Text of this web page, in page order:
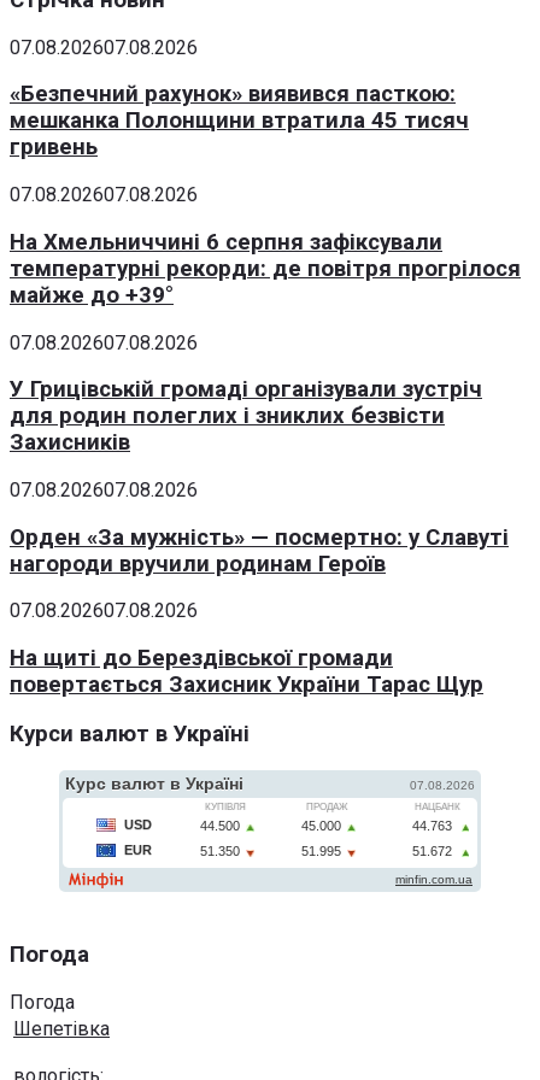
07.08.202607.08.2026
«Безпечний рахунок» виявився пасткою:
мешканка Полонщини втратила 45 тисяч
гривень
07.08.202607.08.2026
На Хмельниччині 6 серпня зафіксували
температурні рекорди: де повітря прогрілося
майже до +39°
07.08.202607.08.2026
У Грицівській громаді організували зустріч
для родин полеглих і зниклих безвісти
Захисників
07.08.202607.08.2026
Орден «За мужність» — посмертно: у Славуті
нагороди вручили родинам Героїв
07.08.202607.08.2026
На щиті до Берездівської громади
повертається Захисник України Тарас Щур
Курси валют в Україні
Погода
Погода
Шепетівка